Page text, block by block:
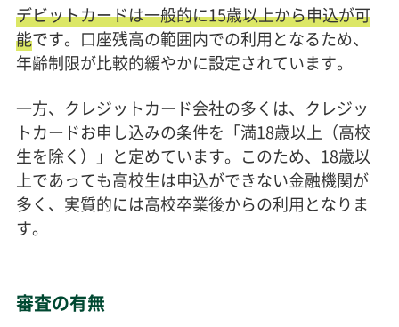
デビットカードは一般的に15歳以上から申込が可
能です。口座残高の範囲内での利用となるため、
年齢制限が比較的緩やかに設定されています。
一方、クレジットカード会社の多くは、クレジッ
トカードお申し込みの条件を「満18歳以上（高校
生を除く）」と定めています。このため、18歳以
上であっても高校生は申込ができない金融機関が
多く、実質的には高校卒業後からの利用となりま
す。
審査の有無